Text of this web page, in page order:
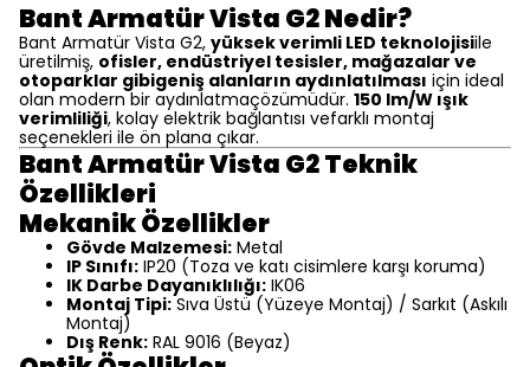
Bant Armatür Vista G2 Nedir?
Bant Armatür Vista G2, yüksek verimli LED teknolojisiile
üretilmiş, ofisler, endüstriyel tesisler, mağazalar ve
otoparklar gibigeniş alanların aydınlatılması için ideal
olan modern bir aydınlatmaçözümüdür. 150 lm/W ışık
verimliliği, kolay elektrik bağlantısı vefarklı montaj
seçenekleri ile ön plana çıkar.
Bant Armatür Vista G2 Teknik
Özellikleri
Mekanik Özellikler
Gövde Malzemesi: Metal
IP Sınıfı: IP20 (Toza ve katı cisimlere karşı koruma)
IK Darbe Dayanıklılığı: IK06
Montaj Tipi: Sıva Üstü (Yüzeye Montaj) / Sarkıt (Askılı
Montaj)
Dış Renk: RAL 9016 (Beyaz)